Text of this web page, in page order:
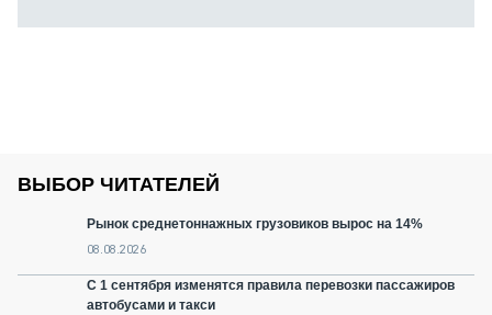
ВЫБОР ЧИТАТЕЛЕЙ
Рынок среднетоннажных грузовиков вырос на 14%
08.08.2026
С 1 сентября изменятся правила перевозки пассажиров
автобусами и такси